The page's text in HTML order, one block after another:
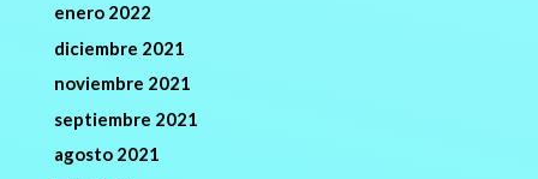
enero 2022
diciembre 2021
noviembre 2021
septiembre 2021
agosto 2021